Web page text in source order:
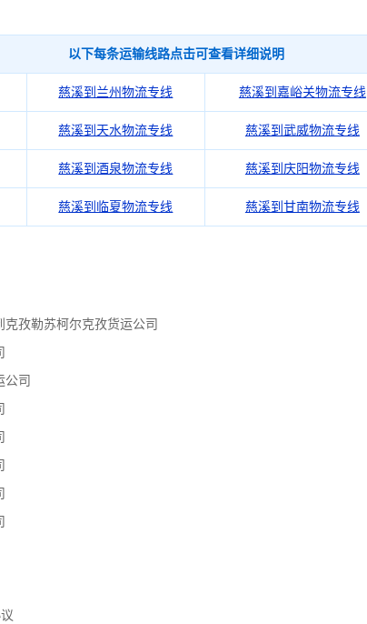
以下每条运输线路点击可查看详细说明
慈溪到兰州物流专线 慈溪到嘉峪关物流专线
慈溪到天水物流专线 慈溪到武威物流专线
慈溪到酒泉物流专线 慈溪到庆阳物流专线
慈溪到临夏物流专线 慈溪到甘南物流专线
孜勒苏柯尔克孜货运公司
公司